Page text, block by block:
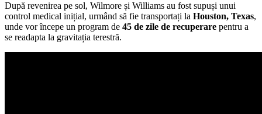
După revenirea pe sol, Wilmore și Williams au fost supuși unui
control medical inițial, urmând să fie transportați la Houston, Texas,
unde vor începe un program de 45 de zile de recuperare pentru a
se readapta la gravitația terestră.